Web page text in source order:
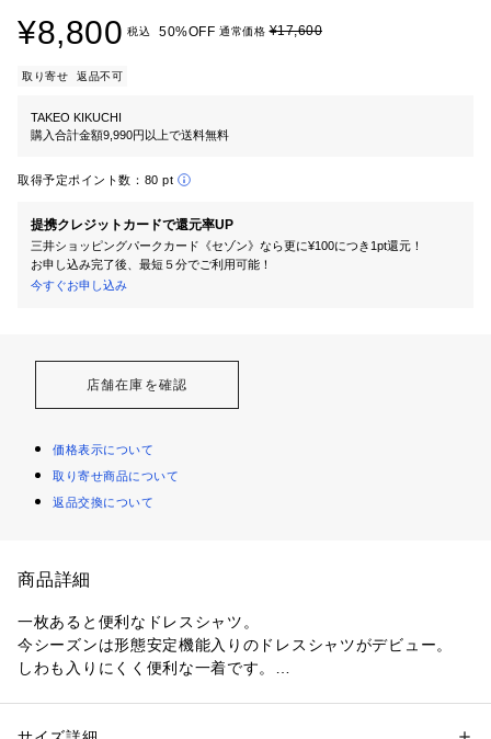
¥8,800 税込 50%OFF 通常価格¥17,600
取り寄せ 返品不可
TAKEO KIKUCHI
購入合計金額9,990円以上で送料無料
取得予定ポイント数： 80 pt
提携クレジットカードで還元率UP
三井ショッピングパークカード《セゾン》なら更に¥100につき1pt還元！
お申し込み完了後、最短５分でご利用可能！
今すぐお申し込み
店舗在庫を確認
価格表示について
取り寄せ商品について
返品交換について
商品詳細
一枚あると便利なドレスシャツ。
今シーズンは形態安定機能入りのドレスシャツがデビュー。
しわも入りにくく便利な一着です。